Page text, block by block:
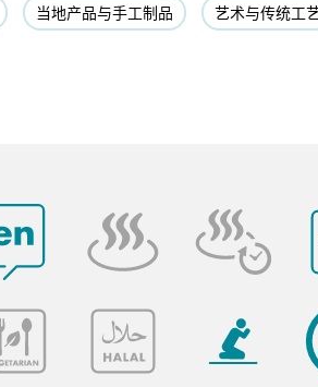
当地产品与手工制品 艺术与传统工